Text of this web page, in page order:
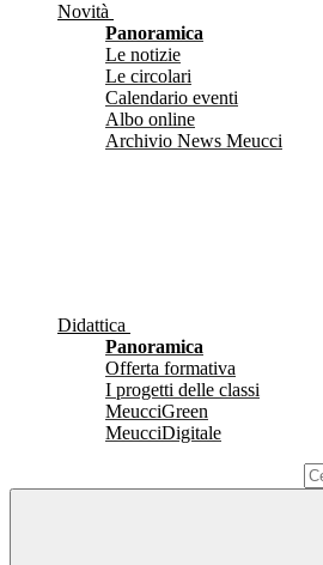
Novità
Panoramica
Le notizie
Le circolari
Calendario eventi
Albo online
Archivio News Meucci
Didattica
Panoramica
Offerta formativa
I progetti delle classi
MeucciGreen
MeucciDigitale